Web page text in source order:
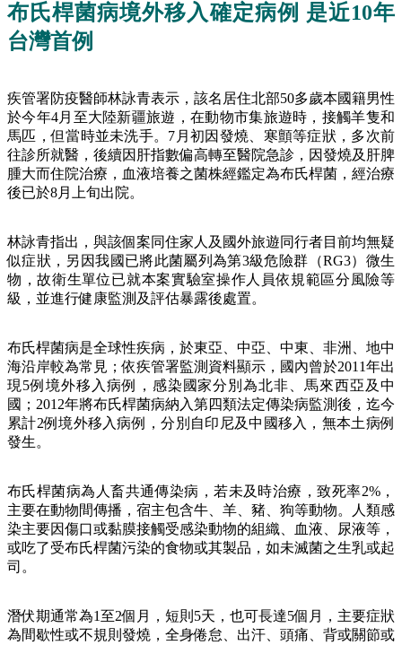
布氏桿菌病境外移入確定病例 是近10年
台灣首例
疾管署防疫醫師林詠青表示，該名居住北部50多歲本國籍男性
於今年4月至大陸新疆旅遊，在動物市集旅遊時，接觸羊隻和
馬匹，但當時並未洗手。7月初因發燒、寒顫等症狀，多次前
往診所就醫，後續因肝指數偏高轉至醫院急診，因發燒及肝脾
腫大而住院治療，血液培養之菌株經鑑定為布氏桿菌，經治療
後已於8月上旬出院。
林詠青指出，與該個案同住家人及國外旅遊同行者目前均無疑
似症狀，另因我國已將此菌屬列為第3級危險群（RG3）微生
物，故衛生單位已就本案實驗室操作人員依規範區分風險等
級，並進行健康監測及評估暴露後處置。
布氏桿菌病是全球性疾病，於東亞、中亞、中東、非洲、地中
海沿岸較為常見；依疾管署監測資料顯示，國內曾於2011年出
現5例境外移入病例，感染國家分別為北非、馬來西亞及中
國；2012年將布氏桿菌病納入第四類法定傳染病監測後，迄今
累計2例境外移入病例，分別自印尼及中國移入，無本土病例
發生。
布氏桿菌病為人畜共通傳染病，若未及時治療，致死率2%，
主要在動物間傳播，宿主包含牛、羊、豬、狗等動物。人類感
染主要因傷口或黏膜接觸受感染動物的組織、血液、尿液等，
或吃了受布氏桿菌污染的食物或其製品，如未滅菌之生乳或起
司。
潛伏期通常為1至2個月，短則5天，也可長達5個月，主要症狀
為間歇性或不規則發燒，全身倦怠、出汗、頭痛、背或關節或